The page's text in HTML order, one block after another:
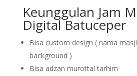
Keunggulan Jam
Digital Batuceper
Bisa custom design ( nama
background )
Bisa adzan murottal tarhim